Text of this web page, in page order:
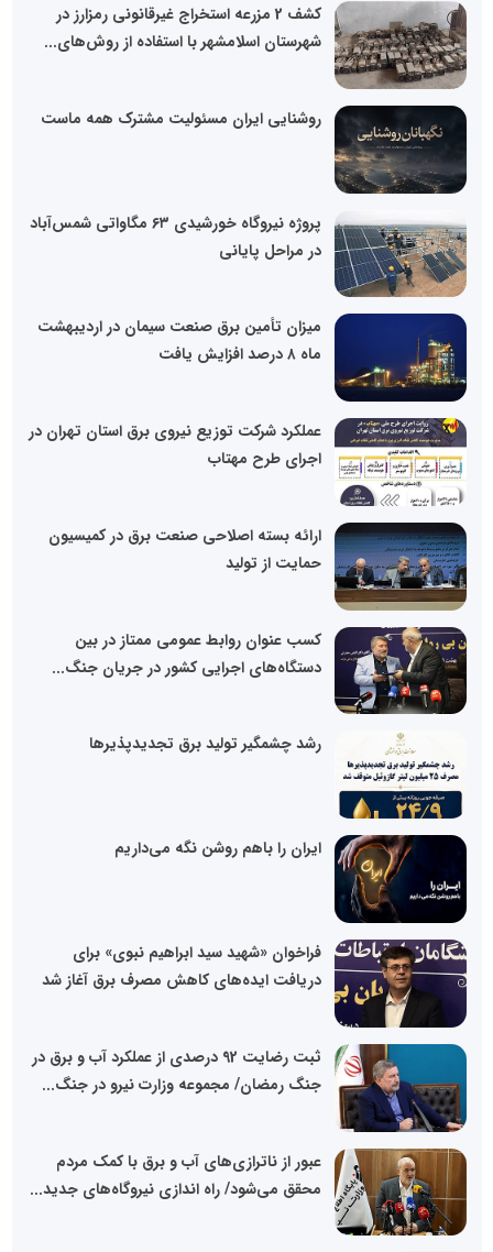
کشف 2 مزرعه استخراج غیرقانونی رمزارز در
شهرستان اسلامشهر با استفاده از روش‌های...
روشنایی ایران مسئولیت مشترک همه ماست
پروژه نیروگاه خورشیدی ۶۳ مگاواتی شمس‌آباد
در مراحل پایانی
میزان تأمین برق صنعت سیمان در اردیبهشت
ماه ۸ درصد افزایش یافت
عملکرد شرکت توزیع نیروی برق استان تهران در
اجرای طرح مهتاب
ارائه بسته اصلاحی صنعت برق در کمیسیون
حمایت از تولید
کسب عنوان روابط عمومی ممتاز در بین
دستگاه‌های اجرایی کشور در جریان جنگ...
رشد چشمگیر تولید برق تجدیدپذیرها
ایران را باهم روشن نگه می‌داریم
فراخوان «شهید سید ابراهیم نبوی» برای
دریافت ایده‌های کاهش مصرف برق آغاز شد
ثبت رضایت 92 درصدی از عملکرد آب و برق در
جنگ رمضان/ مجموعه وزارت نیرو در جنگ...
عبور از ناترازی‌های آب و برق با کمک مردم
محقق می‌شود/ راه اندازی نیروگاه‌های جدید...